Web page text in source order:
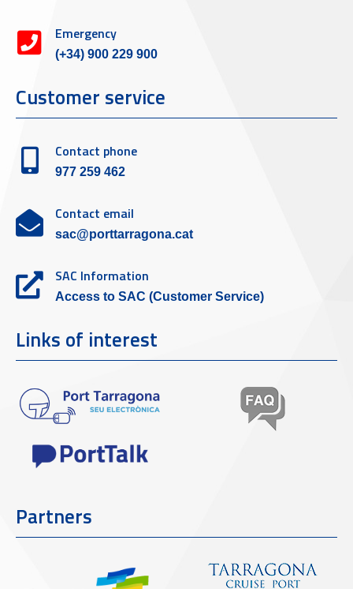
Emergency
(+34) 900 229 900
Customer service
Contact phone
977 259 462
Contact email
sac@porttarragona.cat
SAC Information
Access to SAC (Customer Service)
Links of interest
Partners